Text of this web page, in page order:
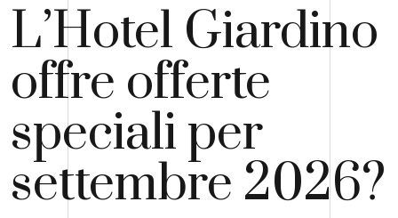
L’Hotel Giardino
offre offerte
speciali per
settembre 2026?